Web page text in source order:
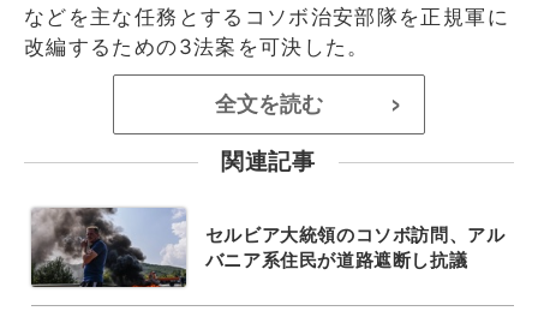
などを主な任務とするコソボ治安部隊を正規軍に
改編するための3法案を可決した。
全文を読む >
関連記事
セルビア大統領のコソボ訪問、アル
バニア系住民が道路遮断し抗議